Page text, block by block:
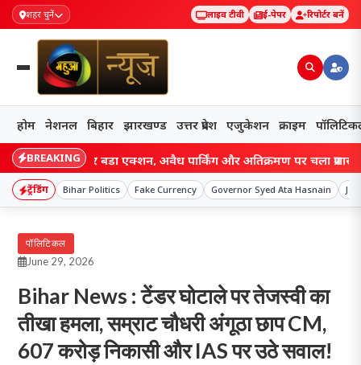
शहर चुनें लाइव टीवी ई-पेपर रिपोर्टर बनें
होम नेशनल बिहार झारखण्ड उत्तर प्रदेश एजुकेशन क्राइम
BREAKING
पर बड़ा एक्शन, अवैध पार्किंग और अतिक्रमण पर चला प्रशासन का डंडा,
ट्रेंडिंग Bihar Politics Fake Currency Governor Syed Ata Hasnain
पॉलिटिकल
June 29, 2026
Bihar News : टेंडर घोटाले पर तेजस्वी का
तीखा हमला, सम्राट चौधरी अंगूठा छाप CM,
607 करोड़ निकासी और IAS पर उठे सवाल!